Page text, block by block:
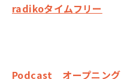
radikoタイムフリー
Podcast オープニング